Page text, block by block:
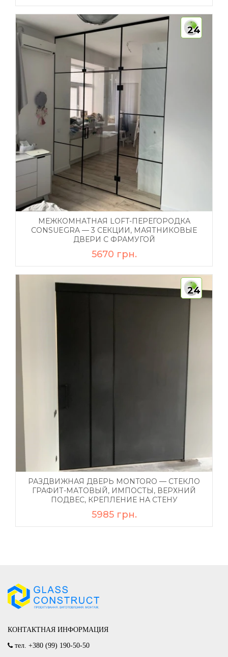
24
МЕЖКОМНАТНАЯ LOFT-ПЕРЕГОРОДКА
CONSUEGRA — 3 СЕКЦИИ, МАЯТНИКОВЫЕ
ДВЕРИ С ФРАМУГОЙ
5670 грн.
24
РАЗДВИЖНАЯ ДВЕРЬ MONTORO — СТЕКЛО
ГРАФИТ-МАТОВЫЙ, ИМПОСТЫ, ВЕРХНИЙ
ПОДВЕС, КРЕПЛЕНИЕ НА СТЕНУ
5985 грн.
КОНТАКТНАЯ ИНФОРМАЦИЯ
тел. +380 (99) 190-50-50